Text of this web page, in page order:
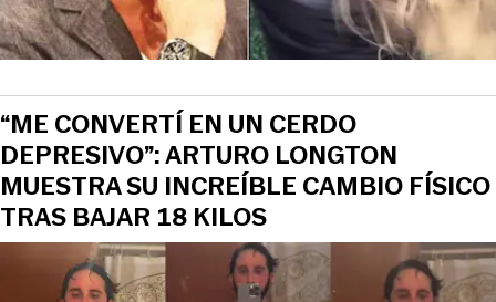
“ME CONVERTÍ EN UN CERDO
DEPRESIVO”: ARTURO LONGTON
MUESTRA SU INCREÍBLE CAMBIO FÍSICO
TRAS BAJAR 18 KILOS